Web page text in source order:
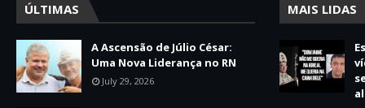
ÚLTIMAS
A Ascensão de Júlio César:
Uma Nova Liderança no RN
July 29, 2026
MAIS LIDAS